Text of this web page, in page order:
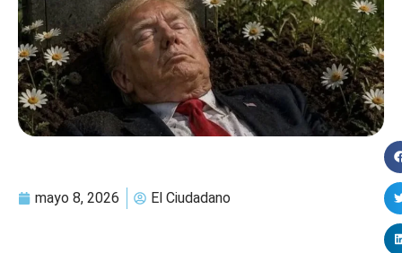
mayo 8, 2026 El Ciudadano